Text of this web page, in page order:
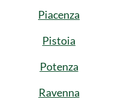
Piacenza
Pistoia
Potenza
Ravenna